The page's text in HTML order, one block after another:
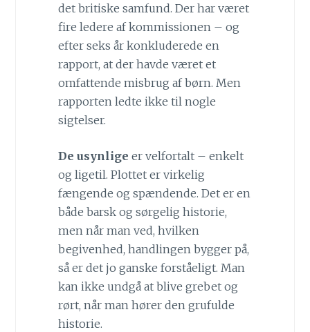
det britiske samfund. Der har været
fire ledere af kommissionen – og
efter seks år konkluderede en
rapport, at der havde været et
omfattende misbrug af børn. Men
rapporten ledte ikke til nogle
sigtelser.
De usynlige er velfortalt – enkelt
og ligetil. Plottet er virkelig
fængende og spændende. Det er en
både barsk og sørgelig historie,
men når man ved, hvilken
begivenhed, handlingen bygger på,
så er det jo ganske forståeligt. Man
kan ikke undgå at blive grebet og
rørt, når man hører den grufulde
historie.